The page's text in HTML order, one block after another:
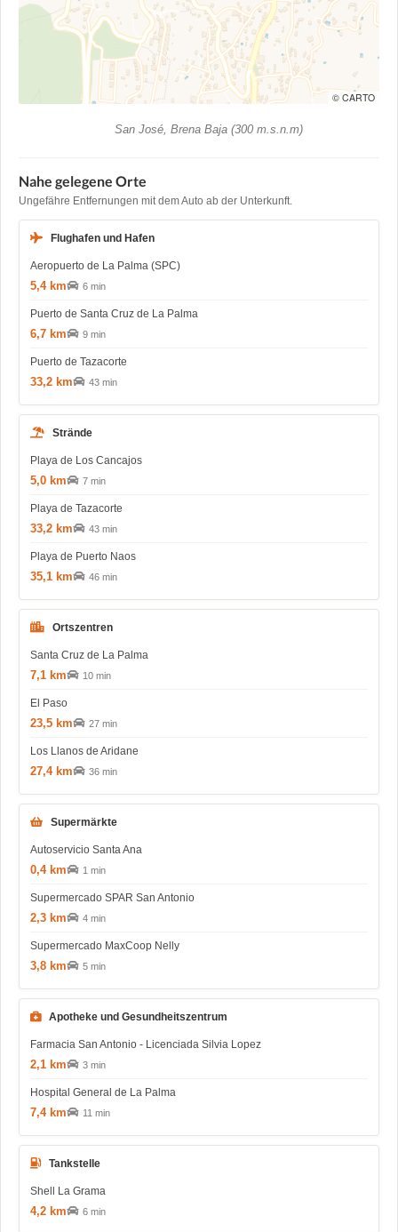
© CARTO
San José, Brena Baja (300 m.s.n.m)
Nahe gelegene Orte
Ungefähre Entfernungen mit dem Auto ab der Unterkunft.
Flughafen und Hafen
Aeropuerto de La Palma (SPC)
5,4 km 6 min
Puerto de Santa Cruz de La Palma
6,7 km 9 min
Puerto de Tazacorte
33,2 km 43 min
Strände
Playa de Los Cancajos
5,0 km 7 min
Playa de Tazacorte
33,2 km 43 min
Playa de Puerto Naos
35,1 km 46 min
Ortszentren
Santa Cruz de La Palma
7,1 km 10 min
El Paso
23,5 km 27 min
Los Llanos de Aridane
27,4 km 36 min
Supermärkte
Autoservicio Santa Ana
0,4 km 1 min
Supermercado SPAR San Antonio
2,3 km 4 min
Supermercado MaxCoop Nelly
3,8 km 5 min
Apotheke und Gesundheitszentrum
Farmacia San Antonio - Licenciada Silvia Lopez
2,1 km 3 min
Hospital General de La Palma
7,4 km 11 min
Tankstelle
Shell La Grama
4,2 km 6 min